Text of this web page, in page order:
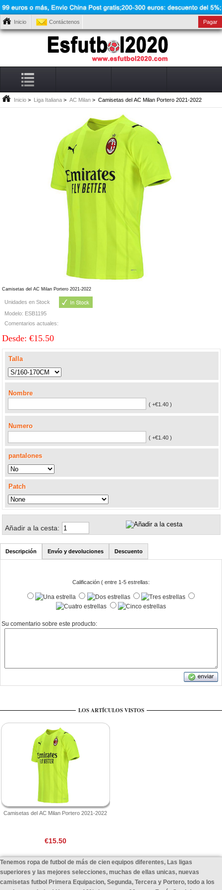
Inicio Contáctenos Pagar
Inicio > Liga Italiana > AC Milan > Camisetas del AC Milan Portero 2021-2022
Camisetas del AC Milan Portero 2021-2022
Unidades en Stock
Modelo: ESB1195
Comentarios actuales:
Desde: €15.50
Talla
Nombre
( +€1.40 )
Numero
( +€1.40 )
pantalones
Patch
Añadir a la cesta:
Descripción Envío y devoluciones Descuento
Calificación ( entre 1-5 estrellas:
Su comentario sobre este producto:
LOS ARTÍCULOS VISTOS
Camisetas del AC Milan Portero 2021-2022
€15.50
Tenemos ropa de futbol de más de cien equipos diferentes, Las ligas
superiores y las mejores selecciones, muchas de ellas unicas, nuevas
camisetas futbol Primera Equipacion, Segunda, Tercera y Portero, todo a los